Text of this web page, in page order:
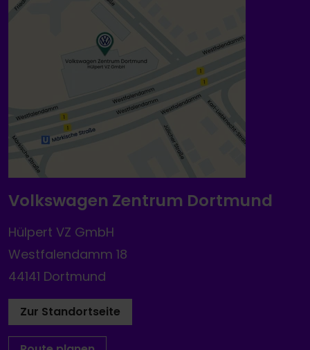
Volkswagen Zentrum Dortmund
Hülpert VZ GmbH
Westfalendamm 18
44141 Dortmund
Zur Standortseite